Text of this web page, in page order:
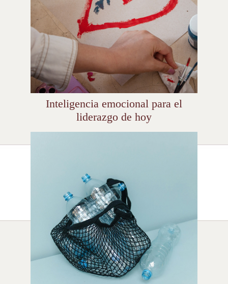
Inteligencia emocional para el
liderazgo de hoy